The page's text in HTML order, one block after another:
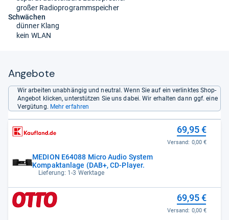
großer Radioprogrammspeicher
Schwächen
dünner Klang
kein WLAN
Angebote
Wir arbeiten unabhängig und neutral. Wenn Sie auf ein verlinktes Shop-
Angebot klicken, unterstützen Sie uns dabei. Wir erhalten dann ggf. eine
Vergütung. Mehr erfahren
MEDION E64088 Micro Audio System
Kompaktanlage (DAB+, CD-Player.
Lieferung: 1-3 Werktage
69,95 €
Versand: 0,00 €
69,95 €
Versand: 0,00 €